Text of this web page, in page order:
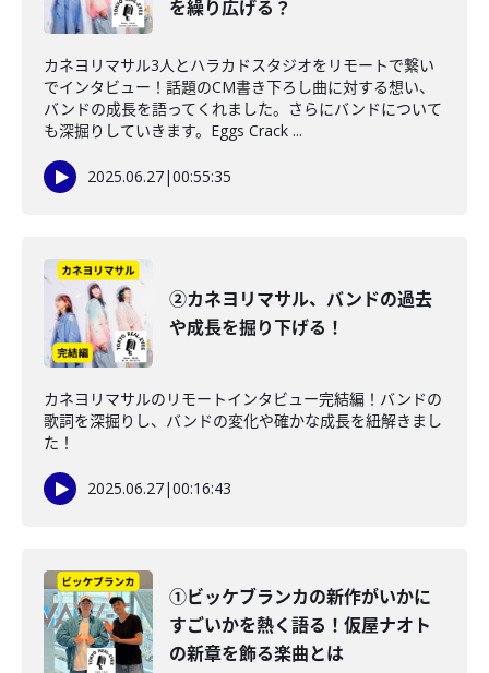
を繰り広げる？
カネヨリマサル3人とハラカドスタジオをリモートで繋い
でインタビュー！話題のCM書き下ろし曲に対する想い、
バンドの成長を語ってくれました。さらにバンドについて
も深掘りしていきます。Eggs Crack ...
2025.06.27|00:55:35
②カネヨリマサル、バンドの過去
や成長を掘り下げる！
カネヨリマサルのリモートインタビュー完結編！バンドの
歌詞を深掘りし、バンドの変化や確かな成長を紐解きまし
た！
2025.06.27|00:16:43
①ビッケブランカの新作がいかに
すごいかを熱く語る！仮屋ナオト
の新章を飾る楽曲とは